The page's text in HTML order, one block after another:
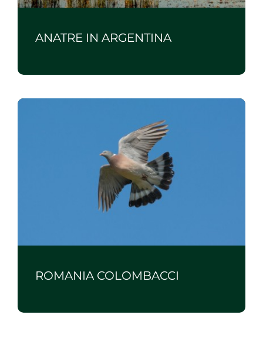
ANATRE IN ARGENTINA
ROMANIA COLOMBACCI